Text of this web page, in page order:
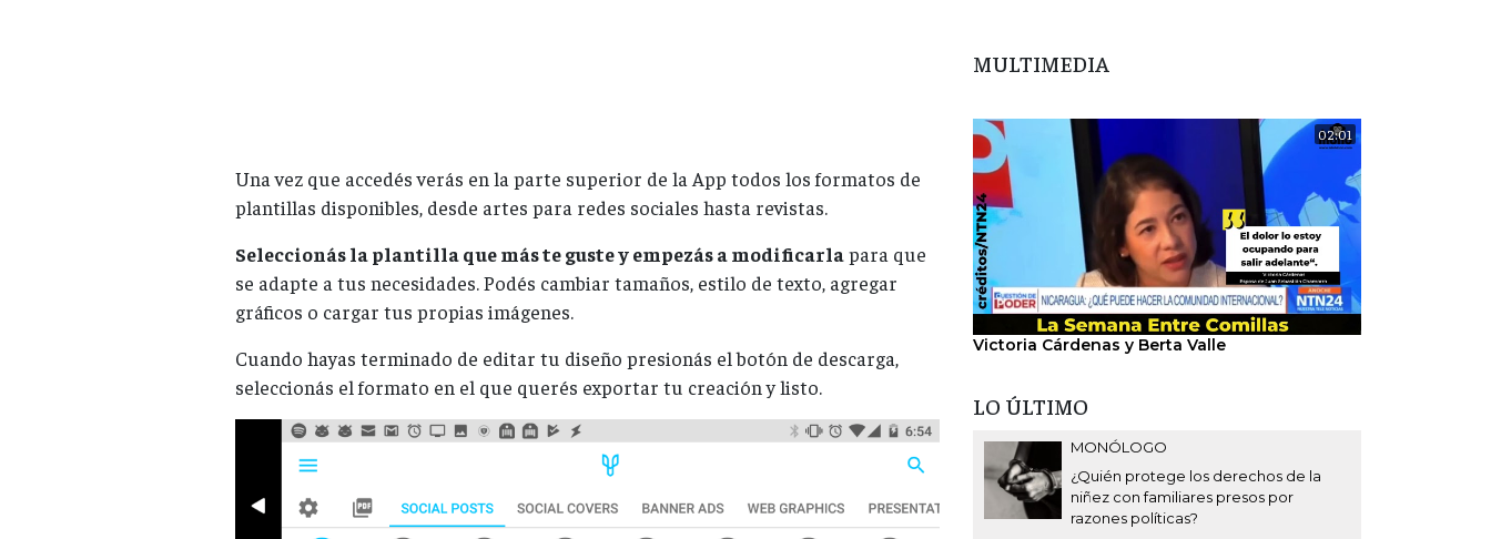
Una vez que accedés verás en la parte superior de la App todos los formatos de
plantillas disponibles, desde artes para redes sociales hasta revistas.
Seleccionás la plantilla que más te guste y empezás a modificarlapara que
se adapte a tus necesidades. Podés cambiar tamaños, estilo de texto, agregar
gráficos o cargar tus propias imágenes.
Cuando hayas terminado de editar tu diseño presionás el botón de descarga,
seleccionás el formato en el que querés exportar tu creación y listo.
MULTIMEDIA
02:01
Victoria Cárdenas y Berta Valle
LO ÚLTIMO
MONÓLOGO
¿Quién protege los derechos de la
niñez con familiares presos por
razones políticas?